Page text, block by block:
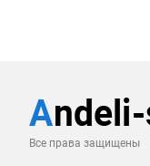
Все права защищены